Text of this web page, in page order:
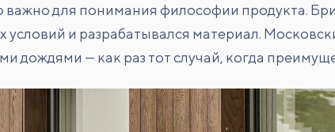
важно для понимания философии продукта.
и разрабатывался материал.
дождями — как раз тот случай, когда